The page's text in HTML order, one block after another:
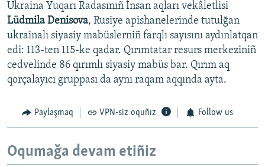
Ukraina Yuqarı Radasınıñ İnsan aqları vekâletlisi
Lüdmila Denisova, Rusiye apishanelerinde tutulğan
ukrainalı siyasiy mabüslerniñ farqlı sayısını aydınlatqan
edi: 113-ten 115-ke qadar. Qırımtatar resurs merkeziniñ
cedvelinde 86 qırımlı siyasiy mabüs bar. Qırım aq
qorçalayıcı gruppası da aynı raqam aqqında ayta.
Paylaşmaq VPN-siz oquñız Follow us
Oqumağa devam etiñiz